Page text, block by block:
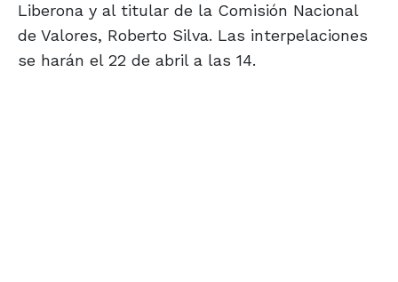
Liberona y al titular de la Comisión Nacional
de Valores, Roberto Silva. Las interpelaciones
se harán el 22 de abril a las 14.